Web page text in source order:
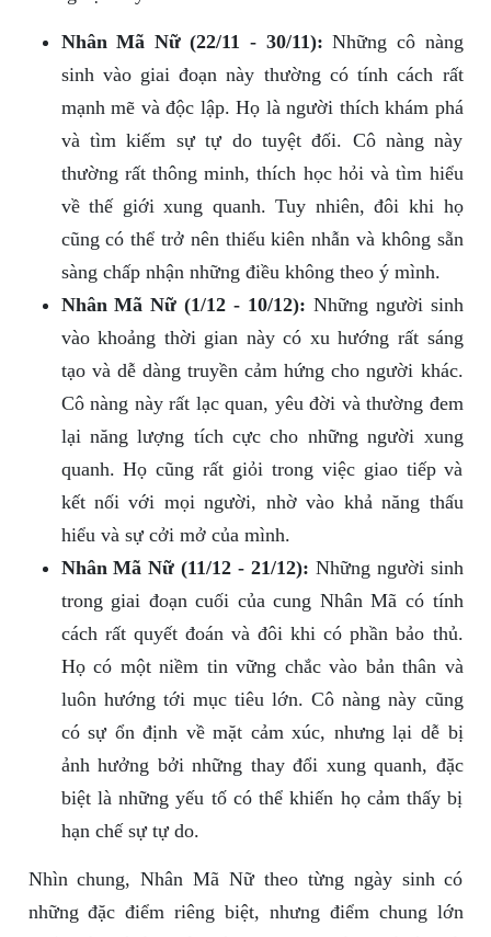
Nhân Mã Nữ (22/11 - 30/11): Những cô nàng
sinh vào giai đoạn này thường có tính cách rất
mạnh mẽ và độc lập. Họ là người thích khám phá
và tìm kiếm sự tự do tuyệt đối. Cô nàng này
thường rất thông minh, thích học hỏi và tìm hiểu
về thế giới xung quanh. Tuy nhiên, đôi khi họ
cũng có thể trở nên thiếu kiên nhẫn và không sẵn
sàng chấp nhận những điều không theo ý mình.
Nhân Mã Nữ (1/12 - 10/12): Những người sinh
vào khoảng thời gian này có xu hướng rất sáng
tạo và dễ dàng truyền cảm hứng cho người khác.
Cô nàng này rất lạc quan, yêu đời và thường đem
lại năng lượng tích cực cho những người xung
quanh. Họ cũng rất giỏi trong việc giao tiếp và
kết nối với mọi người, nhờ vào khả năng thấu
hiểu và sự cởi mở của mình.
Nhân Mã Nữ (11/12 - 21/12): Những người sinh
trong giai đoạn cuối của cung Nhân Mã có tính
cách rất quyết đoán và đôi khi có phần bảo thủ.
Họ có một niềm tin vững chắc vào bản thân và
luôn hướng tới mục tiêu lớn. Cô nàng này cũng
có sự ổn định về mặt cảm xúc, nhưng lại dễ bị
ảnh hưởng bởi những thay đổi xung quanh, đặc
biệt là những yếu tố có thể khiến họ cảm thấy bị
hạn chế sự tự do.
Nhìn chung, Nhân Mã Nữ theo từng ngày sinh có
những đặc điểm riêng biệt, nhưng điểm chung lớn